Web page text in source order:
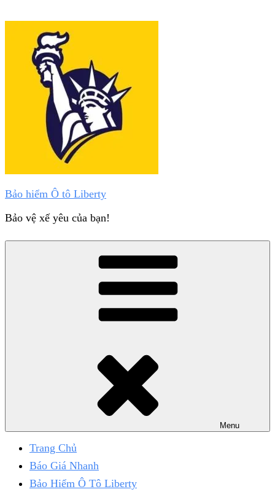
đến
Bảo hiểm Ô tô Liberty
Bảo vệ xế yêu của bạn!
Menu
Trang Chủ
Báo Giá Nhanh
Bảo Hiểm Ô Tô Liberty